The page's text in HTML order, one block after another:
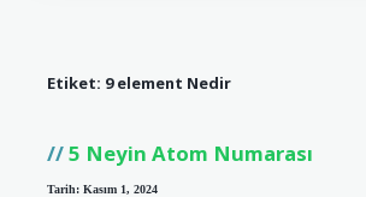
Etiket: 9 element Nedir
5 Neyin Atom Numarası
Tarih: Kasım 1, 2024